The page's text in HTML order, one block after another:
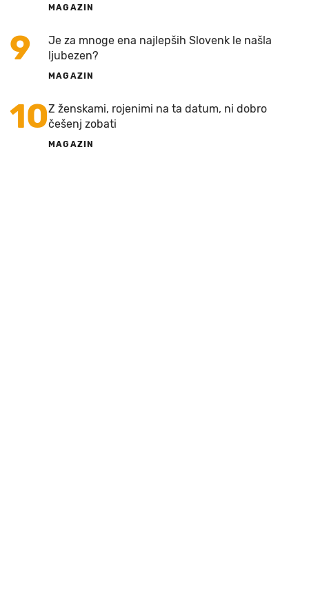
MAGAZIN
9
Je za mnoge ena najlepših Slovenk le našla
ljubezen?
MAGAZIN
10Z ženskami, rojenimi na ta datum, ni dobro
češenj zobati
MAGAZIN